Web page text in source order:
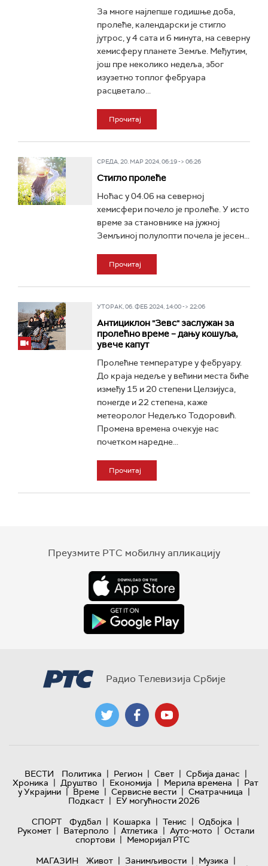
За многе најлепше годишње доба,
пролеће, календарски је стигло
јутрос, у 4 сата и 6 минута, на северну
хемисферу планете Земље. Међутим,
још пре неколико недеља, због
изузетно топлог фебруара
расцветало...
Прочитај
СРЕДА, 20. МАР 2024, 06:19 -> 06:26
Стигло пролеће
Ноћас у 04.06 на северној
хемисфери почело је пролеће. У исто
време за становнике на јужној
Земљиној полулопти почела је јесен...
Прочитај
УТОРАК, 06. ФЕБ 2024, 14:00 -> 22:06
Антициклон "Зевс" заслужан за
пролећно време – дању кошуља,
увече капут
Пролећне температуре у фебруару.
До краја недеље у већини места биће
између 15 и 20 степени Целзијуса,
понегде и 22 степена, каже
метеоролог Недељко Тодоровић.
Промена времена очекује нас
почетком наредне...
Прочитај
Преузмите РТС мобилну апликацију
Радио Телевизија Србије
ВЕСТИ Политика | Регион | Свет | Србија данас |
Хроника | Друштво | Економија | Мерила времена | Рат
у Украјини | Време | Сервисне вести | Сматрачница |
Подкаст | ЕУ могућности 2026
СПОРТ
Фудбал | Кошарка | Тенис | Одбојка |
Рукомет | Ватерполо | Атлетика | Ауто-мото | Остали
спортови | Меморијал РТС
МАГАЗИН
Живот | Занимљивости | Музика |